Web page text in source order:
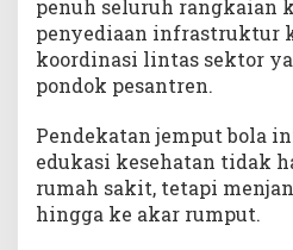
penuh seluruh rangkaian
penyediaan infrastruktur
koordinasi lintas sektor
pondok pesantren.
Pendekatan jemput bola
edukasi kesehatan tidak
rumah sakit, tetapi
hingga ke akar rumput.